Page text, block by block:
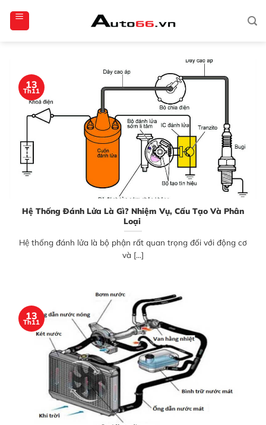
qua
Hệ Thống Đánh Lửa Là Gì? Nhiệm Vụ, Cấu Tạo Và Phân
Loại
Hệ thống đánh lửa là bộ phận rất quan trọng đối với động cơ
và [...]
13
Th11
13
Th11